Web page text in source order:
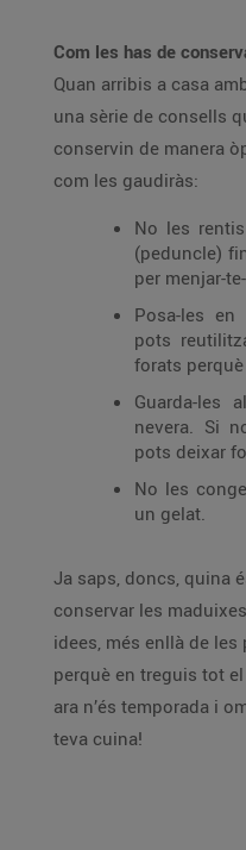
Com les has de
Quan arribis a casa
una sèrie de consells
conservin de manera
com les gaudiràs:
No les
(peduncle)
per menjar-
Posa-les
pots
forats
Guarda-les
nevera. Si
pots deixar
No les
un gelat.
Ja saps, doncs, quina
conservar les
idees, més enllà de
perquè en treguis tot
ara n’és temporada i
teva cuina!